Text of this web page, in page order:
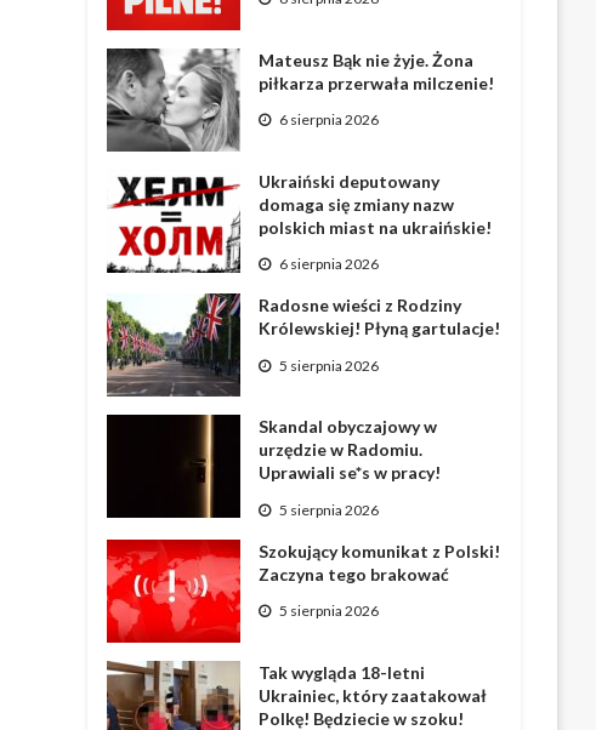
Mateusz Bąk nie żyje. Żona
piłkarza przerwała milczenie!
6 sierpnia 2026
Ukraiński deputowany
domaga się zmiany nazw
polskich miast na ukraińskie!
6 sierpnia 2026
Radosne wieści z Rodziny
Królewskiej! Płyną gartulacje!
5 sierpnia 2026
Skandal obyczajowy w
urzędzie w Radomiu.
Uprawiali se*s w pracy!
5 sierpnia 2026
Szokujący komunikat z Polski!
Zaczyna tego brakować
5 sierpnia 2026
Tak wygląda 18-letni
Ukrainiec, który zaatakował
Polkę! Będziecie w szoku!